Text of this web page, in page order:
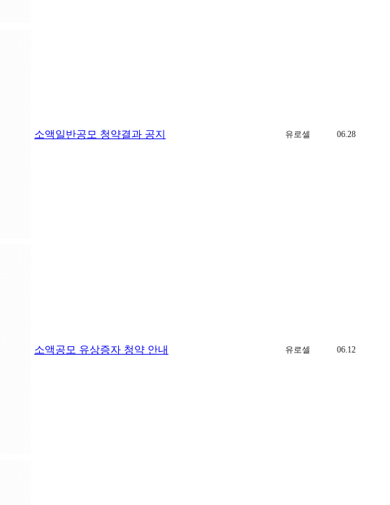
소액일반공모 청약결과 공지 유로셀 06.28
소액공모 유상증자 청약 안내 유로셀 06.12